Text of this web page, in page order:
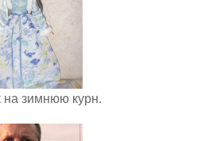
на зимнюю курн.